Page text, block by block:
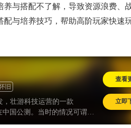
与搭配不了解，导致资源浪费、
与培养技巧，帮助高阶玩家快速
旧
，壮游科技运营的一款
中国公测。当时的情况可谓盛
年时因为MU外挂横行以
查看
立即